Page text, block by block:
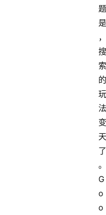
题
是
，
搜
索
的
玩
法
变
天
了
。
G
o
o